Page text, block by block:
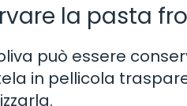
la pasta
può essere
in pellicola